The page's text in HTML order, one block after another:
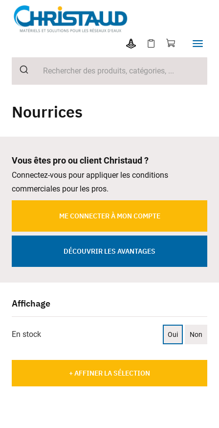
Nourrices
Vous êtes pro ou client Christaud ?
Connectez-vous pour appliquer les conditions
commerciales pour les pros.
ME CONNECTER À MON COMPTE
DÉCOUVRIR LES AVANTAGES
Affichage
En stock Oui Non
+ AFFINER LA SÉLECTION